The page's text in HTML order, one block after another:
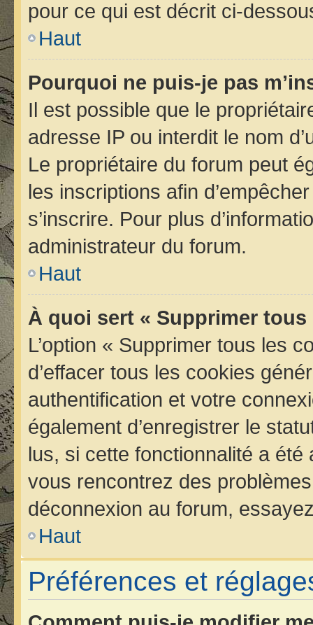
pour ce qui est décrit ci-
Haut
Pourquoi ne puis-je pas
Il est possible que le
adresse IP ou interdit le nom
Le propriétaire du forum peut
les inscriptions afin
s’inscrire. Pour plus
administrateur du forum.
Haut
À quoi sert « Supprimer
L’option « Supprimer tous les
d’effacer tous les cookies
authentification et votre
également d’enregistrer le
lus, si cette fonctionnalité a
vous rencontrez des
déconnexion au forum,
Haut
Préférences et